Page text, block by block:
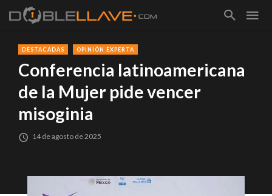
DESTACADAS OPINIÓN EXPERTA
Conferencia latinoamericana
de la Mujer pide vencer
misoginia
14 de agosto de 2025